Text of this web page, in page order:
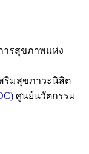
ารสุขภาพแห่ง
ริมสุขภาวะนิสิต
ศูนย์นวัตกรรม